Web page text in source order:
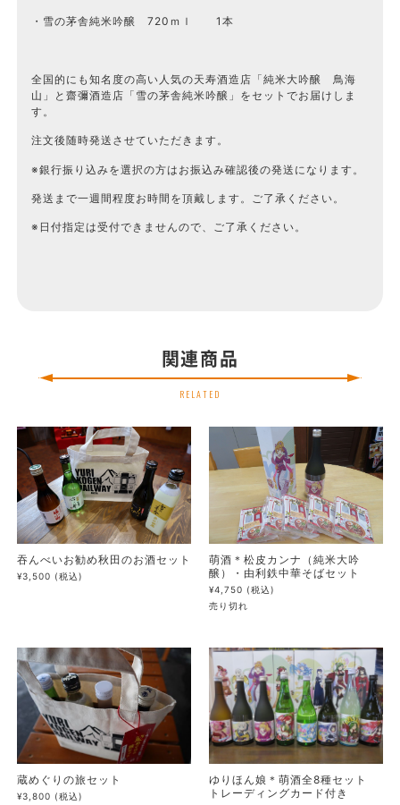
・雪の茅舎純米吟醸 720ｍｌ 1本
全国的にも知名度の高い人気の天寿酒造店「純米大吟醸 鳥海
山」と齋彌酒造店「雪の茅舎純米吟醸」をセットでお届けしま
す。
注文後随時発送させていただきます。
※銀行振り込みを選択の方はお振込み確認後の発送になります。
発送まで一週間程度お時間を頂戴します。ご了承ください。
※日付指定は受付できませんので、ご了承ください。
関連商品
RELATED
吞んべいお勧め秋田のお酒セット
¥3,500 (税込)
萌酒＊松皮カンナ（純米大吟
醸）・由利鉄中華そばセット
¥4,750 (税込)
売り切れ
蔵めぐりの旅セット
¥3,800 (税込)
ゆりほん娘＊萌酒全8種セット
トレーディングカード付き